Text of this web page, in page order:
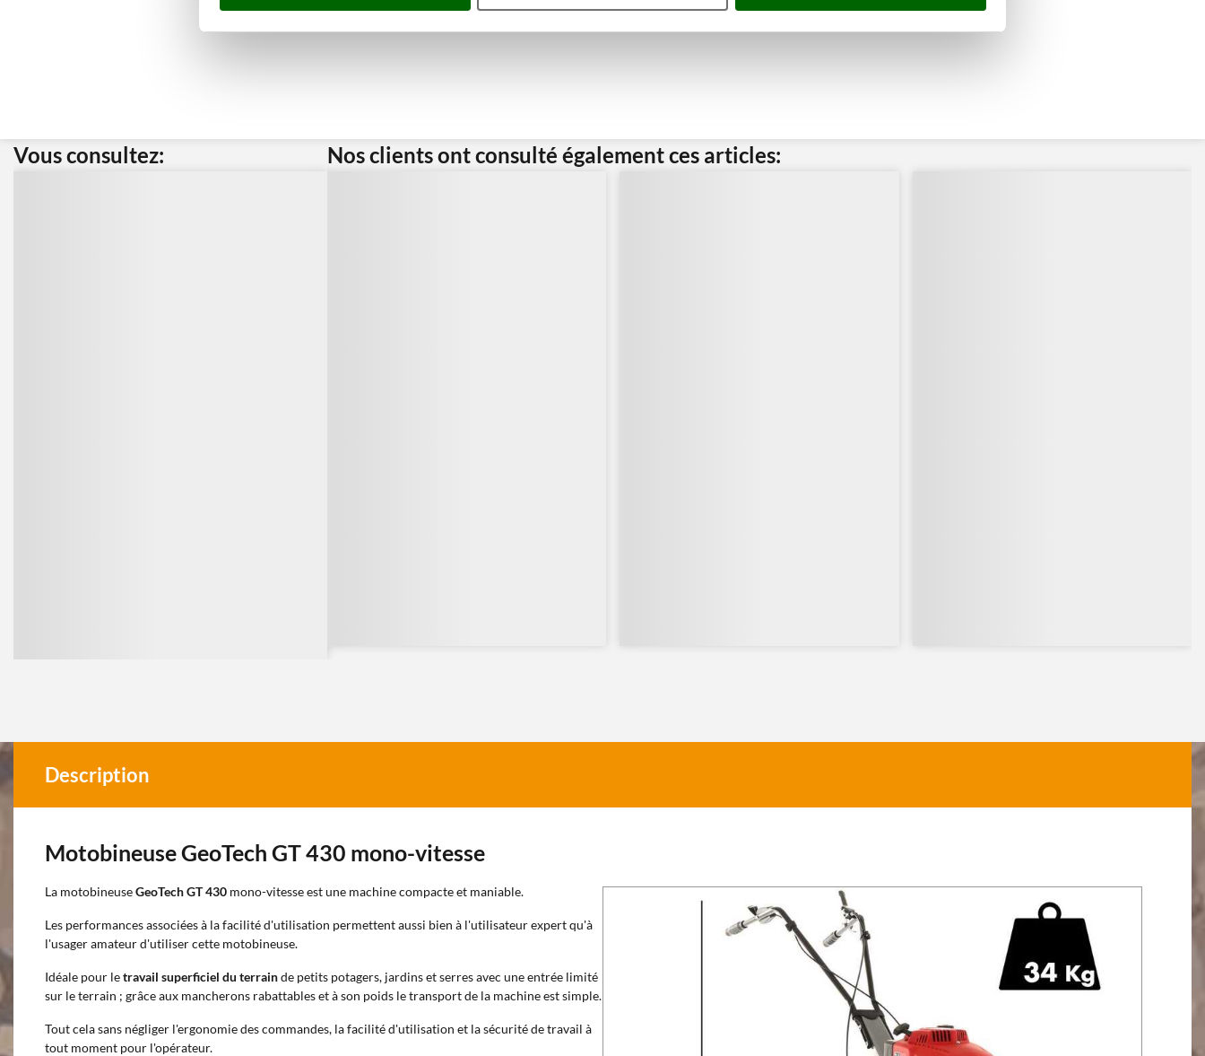
Vous consultez: Nos clients ont consulté également ces articles:
Description
Motobineuse GeoTech GT 430 mono-vitesse
La motobineuseGeoTech GT 430 mono-vitesse est une machine compacte et maniable.
Les performances associées à la facilité d'utilisation permettent aussi bien à l'utilisateur expert qu'à
l'usager amateur d'utiliser cette motobineuse.
Idéale pour letravail superficiel du terrainde petits potagers, jardins et serres avec une entrée limité
sur le terrain ; grâce aux mancherons rabattables et à son poids le transport de la machine est simple.
Tout cela sans négliger l'ergonomie des commandes, la facilité d'utilisation et la sécurité de travail à
tout moment pour l'opérateur.